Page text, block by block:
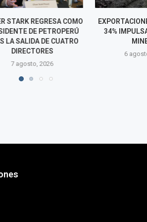
CRECIERON
IMPULSADAS POR LA
MINERÍA
6 agosto, 2026
HISTÓRICO Y
US$ 54 MIL